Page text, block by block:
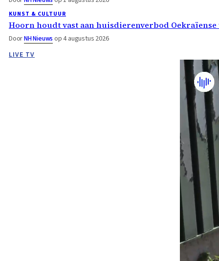
KUNST & CULTUUR
Hoorn houdt vast aan huisdierenverbod
DoorNH Nieuws op 4 augustus 2026
LIVE TV